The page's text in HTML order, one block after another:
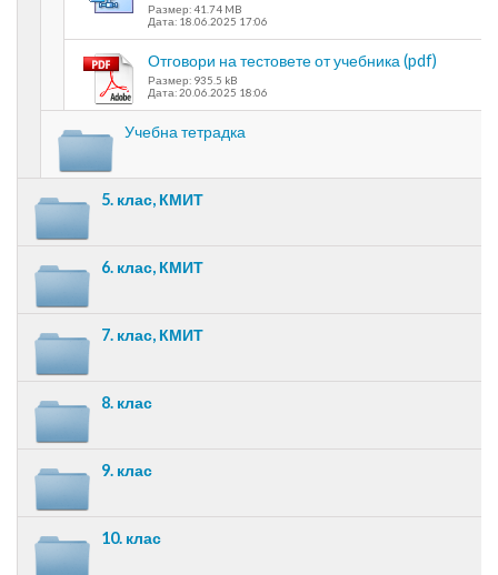
Размер: 41.74 MB
Дата: 18.06.2025 17:06
Отговори на тестовете от учебника (pdf)
Размер: 935.5 kB
Дата: 20.06.2025 18:06
Учебна тетрадка
5. клас, КМИТ
6. клас, КМИТ
7. клас, КМИТ
8. клас
9. клас
10. клас